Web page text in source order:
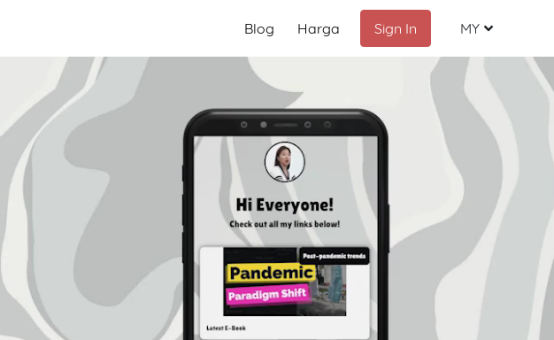
Blog Harga Sign In MY
Malay
English
Chinese
Indonesia
Russian